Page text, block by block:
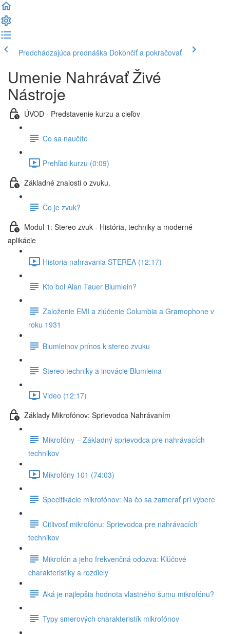
Predchádzajúca prednáška Dokončiť a pokračovať
Umenie Nahrávať Živé
Nástroje
ÚVOD - Predstavenie kurzu a cieľov
Čo sa naučíte
Prehľad kurzu (0:09)
Základné znalosti o zvuku.
Čo je zvuk?
Modul 1: Stereo zvuk - História, techniky a moderné
aplikácie
Historia nahravania STEREA (12:17)
Kto bol Alan Tauer Blumlein?
Založenie EMI a zlúčenie Columbia a Gramophone v
roku 1931
Blumleinov prínos k stereo zvuku
Stereo techniky a inovácie Blumleina
Video (12:17)
Základy Mikrofónov: Sprievodca Nahrávaním
Mikrofóny – Základný sprievodca pre nahrávacích
technikov
Mikrofóny 101 (74:03)
Špecifikácie mikrofónov: Na čo sa zamerať pri výbere
Citlivosť mikrofónu: Sprievodca pre nahrávacích
technikov
Mikrofón a jeho frekvenčná odozva: Kľúčové
charakteristiky a rozdiely
Aká je najlepšia hodnota vlastného šumu mikrofónu?
Typy smerových charakteristík mikrofónov